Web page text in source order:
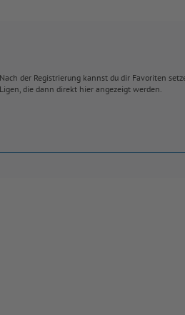
der Registrierung kannst du dir Favoriten
die dann direkt hier angezeigt werden.